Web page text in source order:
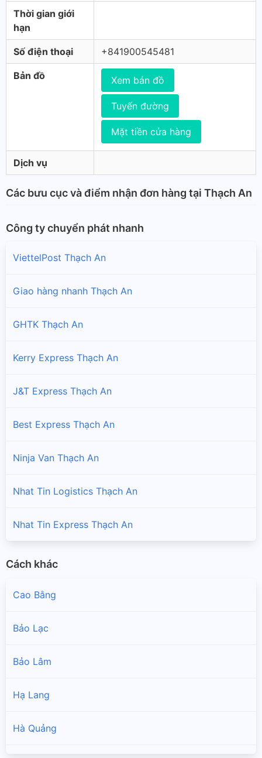
Thời gian giới
hạn
Số điện thoại +841900545481
Bản đồ Xem bản đồ
Tuyến đường
Mặt tiền cửa hàng
Dịch vụ
Các bưu cục và điểm nhận đơn hàng tại Thạch An
Công ty chuyển phát nhanh
ViettelPost Thạch An
Giao hàng nhanh Thạch An
GHTK Thạch An
Kerry Express Thạch An
J&T Express Thạch An
Best Express Thạch An
Ninja Van Thạch An
Nhat Tin Logistics Thạch An
Nhat Tin Express Thạch An
Cách khác
Cao Bằng
Bảo Lạc
Bảo Lâm
Hạ Lang
Hà Quảng